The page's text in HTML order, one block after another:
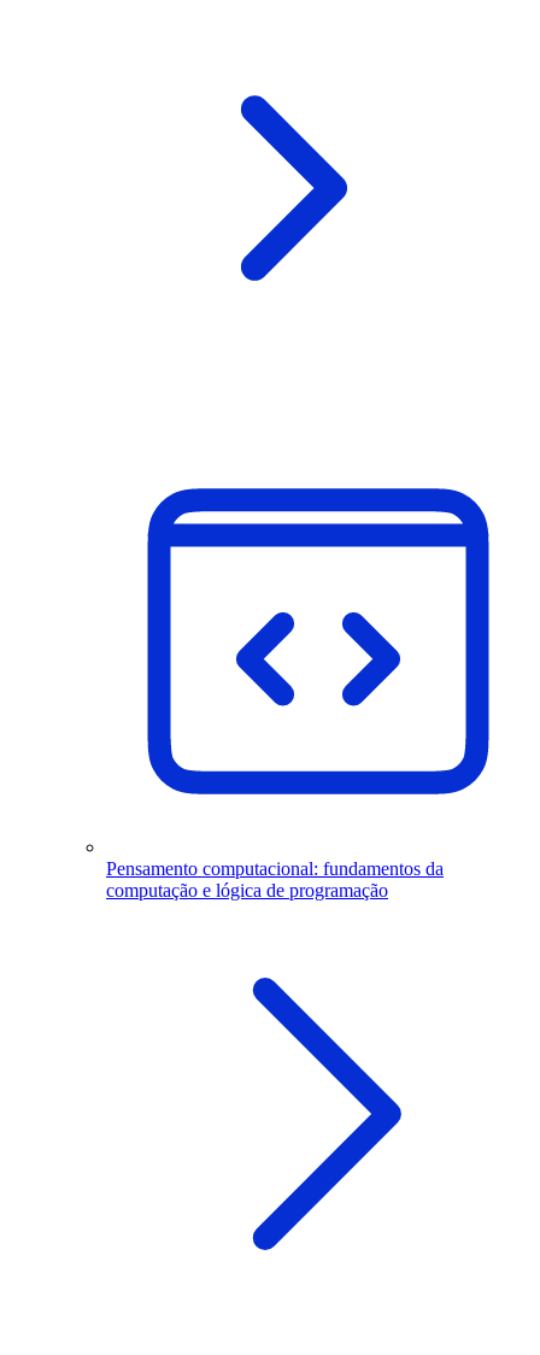
Pensamento computacional: fundamentos da
computação e lógica de programação